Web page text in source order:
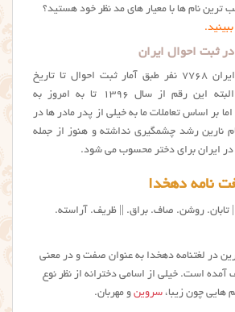
ترین نام ها با معیار های مد نظر خود هستید؟
ثبت احوال ایران
تعداد اسم نارین در ایران ۷۷۶۸ نفر طبق آمار ثبت احوال تا تاریخ
اسفند ۱۳۹۸ است. البته این رقم از سال ۱۳۹۶ تا به امروز به
بر اساس تعاملات ما به خیلی از پدر مادر ها در
نام نارین رشد چشمگیری نداشته و هنوز از جمله
در ایران برای دختر محسوب می شود.
نامه دهخدا
تابان. روشن. صاف. براق. || ظریف. آراسته.
در لغتنامه دهخدا به عنوان صفت و در معنی
آمده است. خیلی از اسامی دخترانه از نظر نوع
چون زیبا، سروین و مهربان.